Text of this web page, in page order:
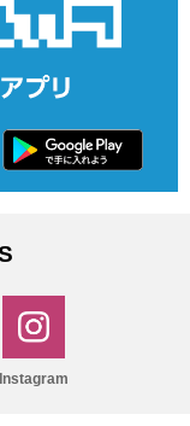
Instagram